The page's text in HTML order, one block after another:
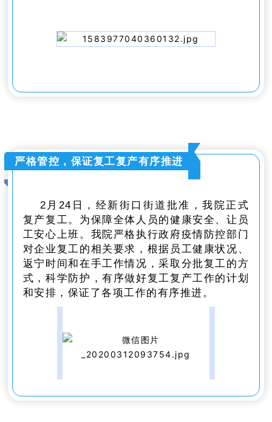
严格管控，保证复工复产有序推进
2月24日，经新街口街道批准，我院正式
复产复工。为保障全体人员的健康安全、让员
工安心上班。我院严格执行政府疫情防控部门
对企业复工的相关要求，根据员工健康状况、
返宁时间和在手工作情况，采取分批复工的方
式，科学防护，有序做好复工复产工作的计划
和安排，保证了各项工作的有序推进。